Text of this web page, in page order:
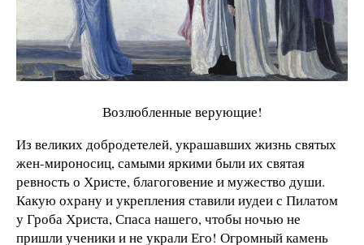
Возлюбленные верующие!
Из великих добродетелей, украшавших жизнь святых
жен-мироносиц, самыми яркими были их святая
ревность о Христе, благоговение и мужество души.
Какую охрану и укрепления ставили иудеи с Пилатом
у Гроба Христа, Спаса нашего, чтобы ночью не
пришли ученики и не украли Его! Огромный камень